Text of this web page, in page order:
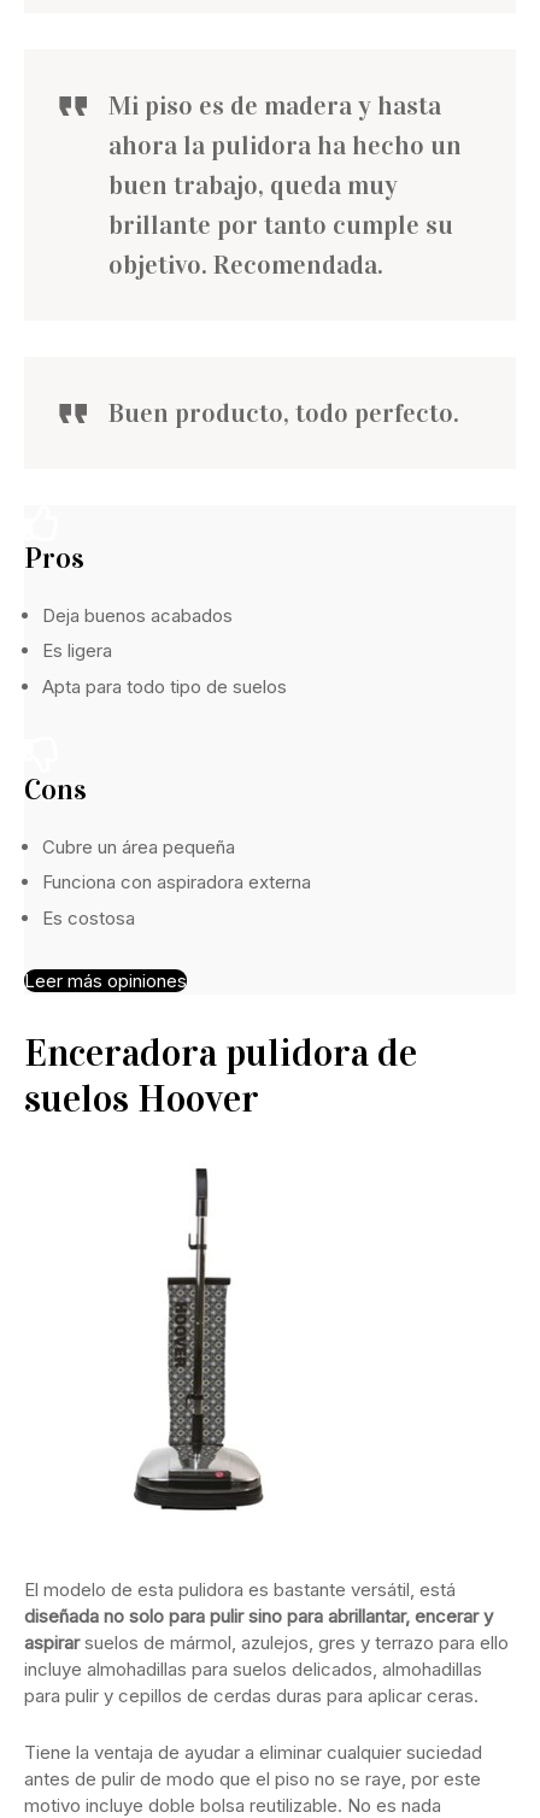
Mi piso es de madera y hasta
ahora la pulidora ha hecho un
buen trabajo, queda muy
brillante por tanto cumple su
objetivo. Recomendada.
Buen producto, todo perfecto.
Pros
Deja buenos acabados
Es ligera
Apta para todo tipo de suelos
Cons
Cubre un área pequeña
Funciona con aspiradora externa
Es costosa
Leer más opiniones
Enceradora pulidora de
suelos Hoover
El modelo de esta pulidora es bastante versátil, está
diseñada no solo para pulir sino para abrillantar, encerar y
aspirarsuelos de mármol, azulejos, gres y terrazo para ello
incluye almohadillas para suelos delicados, almohadillas
para pulir y cepillos de cerdas duras para aplicar ceras.
Tiene la ventaja de ayudar a eliminar cualquier suciedad
antes de pulir de modo que el piso no se raye, por este
motivo incluye doble bolsa reutilizable. No es nada